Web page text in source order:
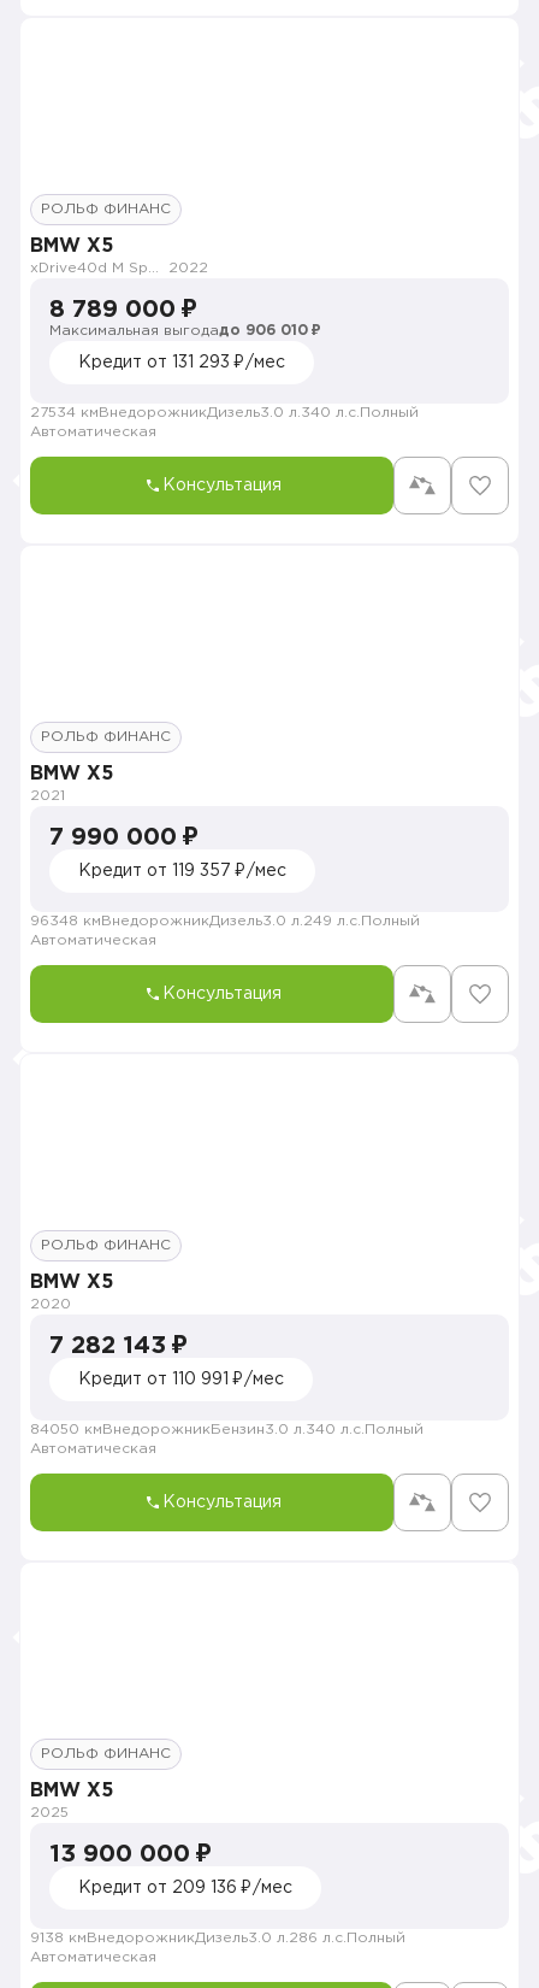
РОЛЬФ ФИНАНС
BMW X5
2022
8 789 000 ₽
Максимальная выгодадо 906 010 ₽
Кредит от 131 293 ₽/мес
27534 км ВнедорожникДизель3.0 л. 340 л.с. Полный
Автоматическая
Консультация
РОЛЬФ ФИНАНС
BMW X5
2021
7 990 000 ₽
Кредит от 119 357 ₽/мес
96348 км ВнедорожникДизель3.0 л. 249 л.с. Полный
Автоматическая
Консультация
РОЛЬФ ФИНАНС
BMW X5
2020
7 282 143 ₽
Кредит от 110 991 ₽/мес
84050 км Внедорожник Бензин3.0 л. 340 л.с. Полный
Автоматическая
Консультация
РОЛЬФ ФИНАНС
BMW X5
2025
13 900 000 ₽
Кредит от 209 136 ₽/мес
9138 км ВнедорожникДизель3.0 л. 286 л.с. Полный
Автоматическая